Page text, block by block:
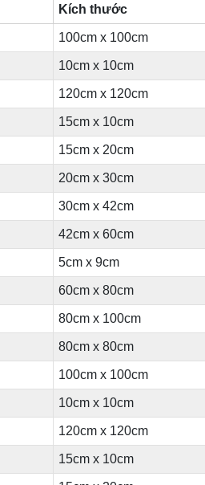
Kích thước
100cm x 100cm
10cm x 10cm
120cm x 120cm
15cm x 10cm
15cm x 20cm
20cm x 30cm
30cm x 42cm
42cm x 60cm
5cm x 9cm
60cm x 80cm
80cm x 100cm
80cm x 80cm
100cm x 100cm
10cm x 10cm
120cm x 120cm
15cm x 10cm